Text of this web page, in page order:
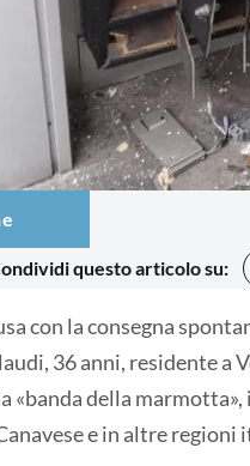
questo articolo su:
con la consegna
36 anni, residente
«banda della
e in altre